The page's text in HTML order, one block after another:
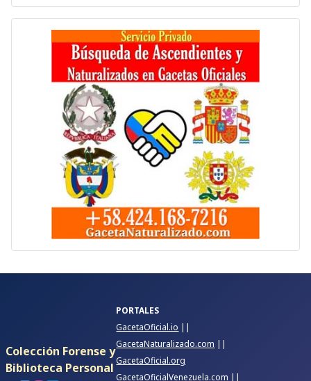
Colección Forense y
Biblioteca Personal
PORTALES
GacetaOficial.io ||
GacetaNaturalizado.com ||
GacetaOficial.org
GacetaOficialVenezuela.com ||